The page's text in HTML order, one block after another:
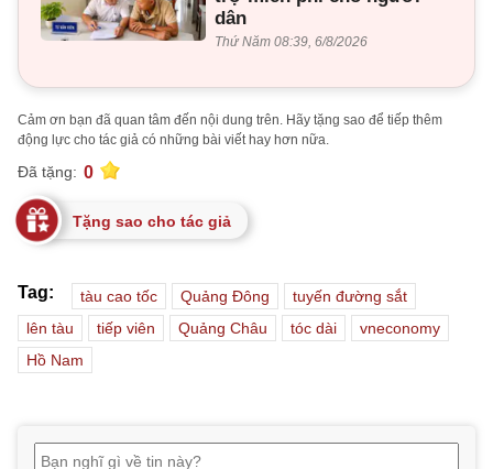
dân
Thứ Năm 08:39, 6/8/2026
Cảm ơn bạn đã quan tâm đến nội dung trên. Hãy tặng sao để tiếp thêm
động lực cho tác giả có những bài viết hay hơn nữa.
Đã tặng: 0
Tặng sao cho tác giả
Tag: tàu cao tốc Quảng Đông
tuyến đường sắt
lên tàu
tiếp viên Quảng Châu tóc dài
vneconomy
Hồ Nam